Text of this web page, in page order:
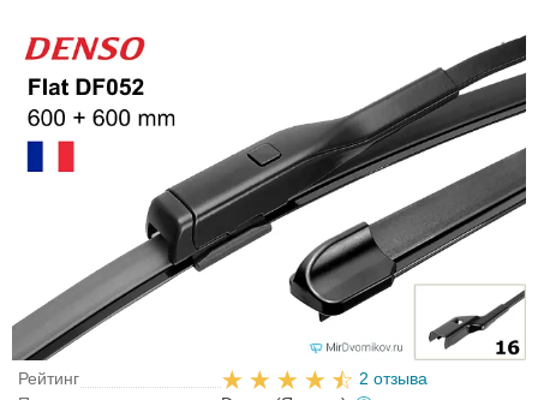
Рейтинг
2 отзыва